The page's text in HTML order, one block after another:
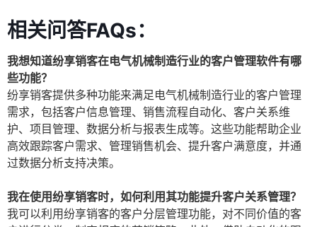
相关问答FAQs：
我想知道纷享销客在电气机械制造行业的客户管理软件有哪
些功能？
纷享销客提供多种功能来满足电气机械制造行业的客户管理
需求，包括客户信息管理、销售流程自动化、客户关系维
护、项目管理、数据分析与报表生成等。这些功能帮助企业
高效跟踪客户需求、管理销售机会、提升客户满意度，并通
过数据分析支持决策。
我在使用纷享销客时，如何利用其功能提升客户关系管理？
我可以利用纷享销客的客户分层管理功能，对不同价值的客